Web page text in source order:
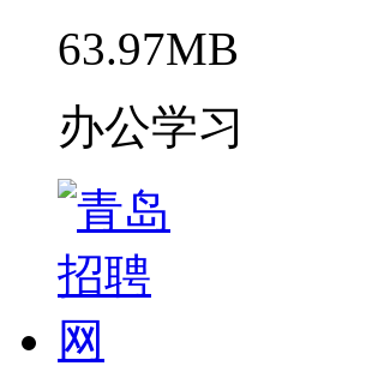
63.97MB
办公学习